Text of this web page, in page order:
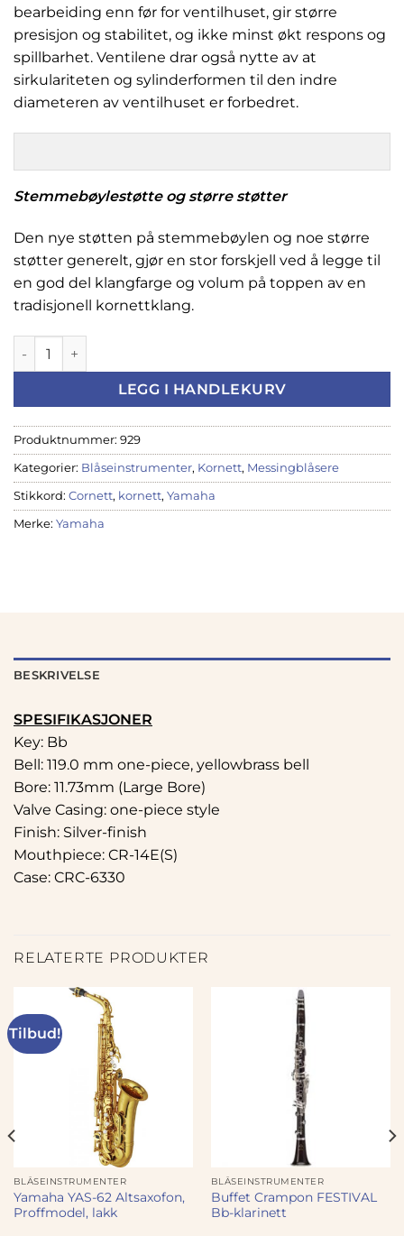
bearbeiding enn før for ventilhuset, gir større
presisjon og stabilitet, og ikke minst økt respons og
spillbarhet. Ventilene drar også nytte av at
sirkulariteten og sylinderformen til den indre
diameteren av ventilhuset er forbedret.
Stemmebøylestøtte og større støtter
Den nye støtten på stemmebøylen og noe større
støtter generelt, gjør en stor forskjell ved å legge til
en god del klangfarge og volum på toppen av en
tradisjonell kornettklang.
Yamaha YCR-6335SII Kornett, sølv antall
LEGG I HANDLEKURV
Produktnummer: 929
Kategorier: Blåseinstrumenter, Kornett, Messingblåsere
Stikkord: Cornett, kornett, Yamaha
Merke: Yamaha
BESKRIVELSE
SPESIFIKASJONER
Key: Bb
Bell: 119.0 mm one-piece, yellowbrass bell
Bore: 11.73mm (Large Bore)
Valve Casing: one-piece style
Finish: Silver-finish
Mouthpiece: CR-14E(S)
Case: CRC-6330
RELATERTE PRODUKTER
Tilbud!
BLÅSEINSTRUMENTER
Yamaha YAS-62 Altsaxofon,
Proffmodel, lakk
BLÅSEINSTRUMENTER
Buffet Crampon FESTIVAL
Bb-klarinett